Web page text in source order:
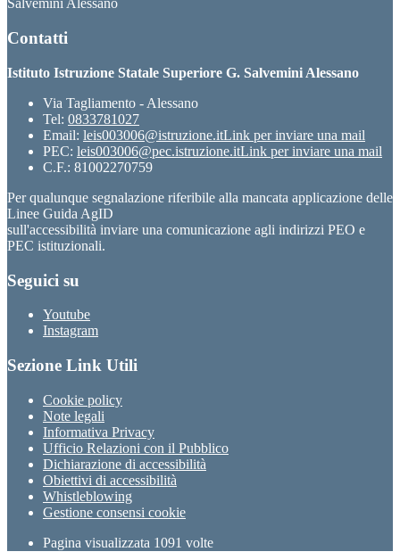
Salvemini Alessano
Contatti
Istituto Istruzione Statale Superiore G. Salvemini Alessano
Via Tagliamento - Alessano
Tel: 0833781027
Email: leis003006@istruzione.itLink per inviare una mail
PEC: leis003006@pec.istruzione.itLink per inviare una mail
C.F.: 81002270759
Per qualunque segnalazione riferibile alla mancata applicazione delle
Linee Guida AgID
sull'accessibilità inviare una comunicazione agli indirizzi PEO e
PEC istituzionali.
Seguici su
Youtube
Instagram
Sezione Link Utili
Cookie policy
Note legali
Informativa Privacy
Ufficio Relazioni con il Pubblico
Dichiarazione di accessibilità
Obiettivi di accessibilità
Whistleblowing
Gestione consensi cookie
Pagina visualizzata 1091 volte